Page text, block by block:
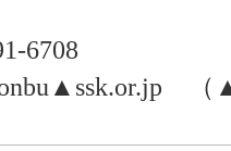
6708
（